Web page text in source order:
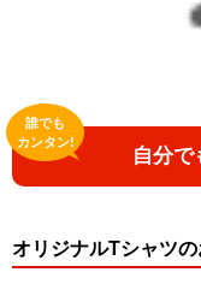
自分で
誰でも
カンタン!
オリジナルTシャツ